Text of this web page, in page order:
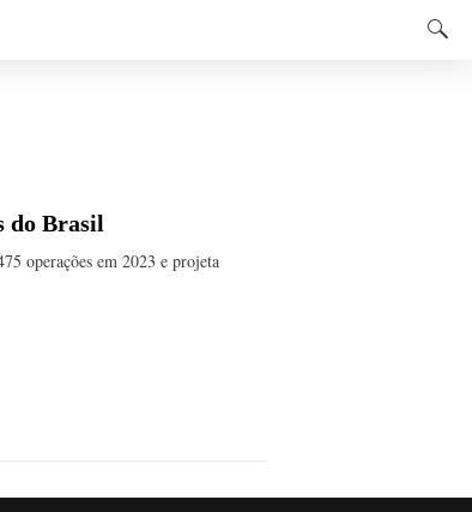
do Brasil
operações em 2023 e projeta